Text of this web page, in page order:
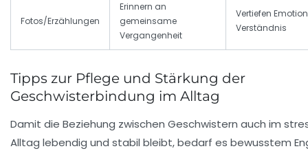
Fotos/Erzählungen
Erinnern an
gemeinsame
Vergangenheit
Vertiefen
Verständnis
Tipps zur Pflege und Stärkung der
Geschwisterbindung im Alltag
Damit die Beziehung zwischen Geschwistern auch im
Alltag lebendig und stabil bleibt, bedarf es bewusstem